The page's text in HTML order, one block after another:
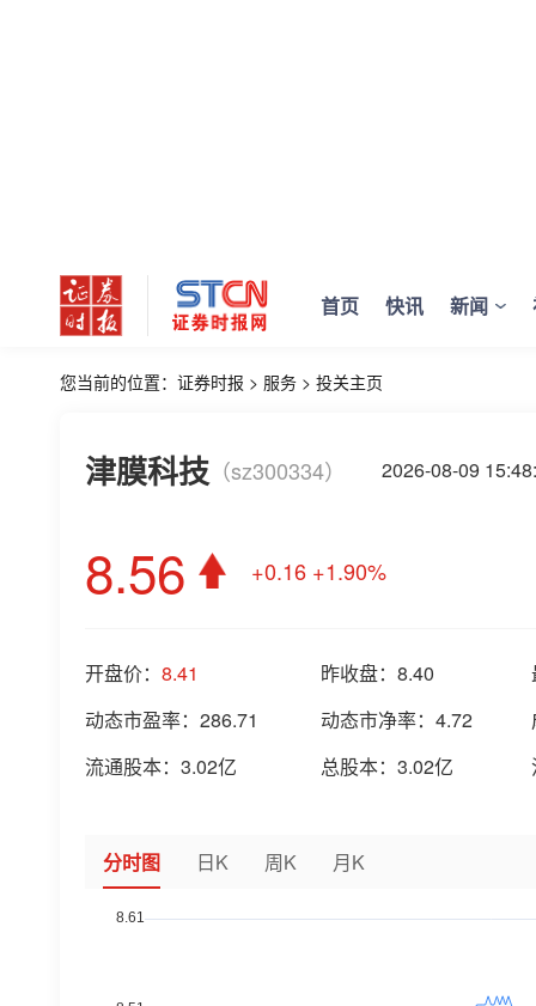
首页 快讯 新闻
您当前的位置： 证券时报 > 服务 > 投关主页
津膜科技 （sz300334） 2026-08-09
8.56 +0.16 +1.90%
开盘价： 8.41 昨收盘： 8.40
动态市盈率： 286.71 动态市净率： 4.72
流通股本： 3.02亿 总股本： 3.02亿
分时图 日K 周K 月K